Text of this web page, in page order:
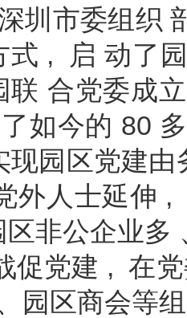
圳市委组织
式 , 启 动了
联 合党委成
如今的 80
现园区党建
外人士延伸
非公企业多
促党建 , 在
园区商会等